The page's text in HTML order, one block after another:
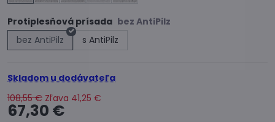
Protiplesňová prísada
bez AntiPilz
s AntiPilz
Skladom u dodávateľa
108,55 € Zľava 41,25 €
67,30 €